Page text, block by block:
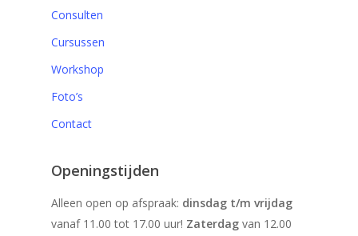
Consulten
Cursussen
Workshop
Foto’s
Contact
Openingstijden
Alleen open op afspraak: dinsdag t/m vrijdag
vanaf 11.00 tot 17.00 uur! Zaterdag van 12.00